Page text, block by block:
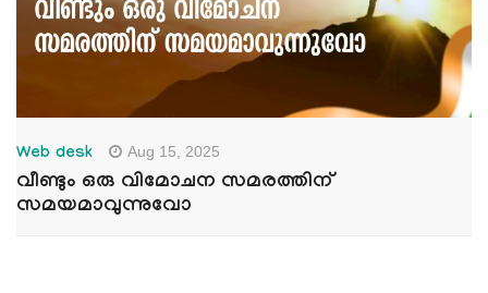
Web desk Aug 15, 2025
വീണ്ടും ഒരു വിമോചന സമരത്തിന്
സമയമാവുന്നുവോ